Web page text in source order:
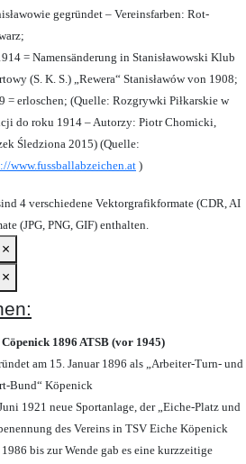
gegründet – Vereinsfarben: Rot-
= Namensänderung in Stanisławowski Klub
(S. K. S.) „Rewera“ Stanisławów von 1908;
= erloschen; (Quelle: Rozgrywki Piłkarskie w
do roku 1914 – Autorzy: Piotr Chomicki,
Śledziona 2015) (Quelle:
www.fussballabzeichen.at )
4 verschiedene Vektorgrafikformate (CDR, AI
(JPG, PNG, GIF) enthalten.
×
×
1896 ATSB (vor 1945)
am 15. Januar 1896 als „Arbeiter-Turn- und
Bund“ Köpenick
1921 neue Sportanlage, der „Eiche-Platz und
des Vereins in TSV Eiche Köpenick
bis zur Wende gab es eine kurzzeitige